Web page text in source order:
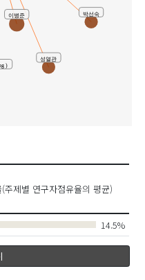
박선숙
성열관
이병준
)
주제별 연구자점유율의 평균)
14.5%